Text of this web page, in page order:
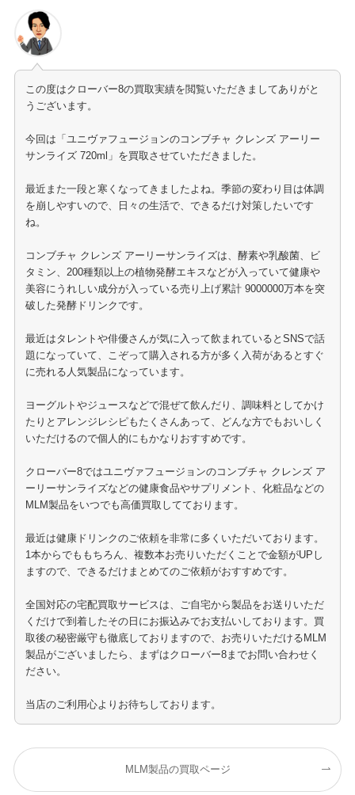
この度はクローバー8の買取実績を閲覧いただきましてありがと
うございます。
今回は「ユニヴァフュージョンのコンブチャ クレンズ アーリー
サンライズ 720ml」を買取させていただきました。
最近また一段と寒くなってきましたよね。季節の変わり目は体調
を崩しやすいので、日々の生活で、できるだけ対策したいです
ね。
コンブチャ クレンズ アーリーサンライズは、酵素や乳酸菌、ビ
タミン、200種類以上の植物発酵エキスなどが入っていて健康や
美容にうれしい成分が入っている売り上げ累計 9000000万本を突
破した発酵ドリンクです。
最近はタレントや俳優さんが気に入って飲まれているとSNSで話
題になっていて、こぞって購入される方が多く入荷があるとすぐ
に売れる人気製品になっています。
ヨーグルトやジュースなどで混ぜて飲んだり、調味料としてかけ
たりとアレンジレシピもたくさんあって、どんな方でもおいしく
いただけるので個人的にもかなりおすすめです。
クローバー8ではユニヴァフュージョンのコンブチャ クレンズ ア
ーリーサンライズなどの健康食品やサプリメント、化粧品などの
MLM製品をいつでも高価買取してております。
最近は健康ドリンクのご依頼を非常に多くいただいております。
1本からでももちろん、複数本お売りいただくことで金額がUPし
ますので、できるだけまとめてのご依頼がおすすめです。
全国対応の宅配買取サービスは、ご自宅から製品をお送りいただ
くだけで到着したその日にお振込みでお支払いしております。買
取後の秘密厳守も徹底しておりますので、お売りいただけるMLM
製品がございましたら、まずはクローバー8までお問い合わせく
ださい。
当店のご利用心よりお待ちしております。
MLM製品の買取ページ